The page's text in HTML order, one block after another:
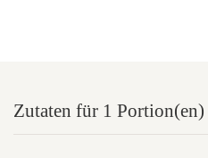
Zutaten für 1 Portion(en)